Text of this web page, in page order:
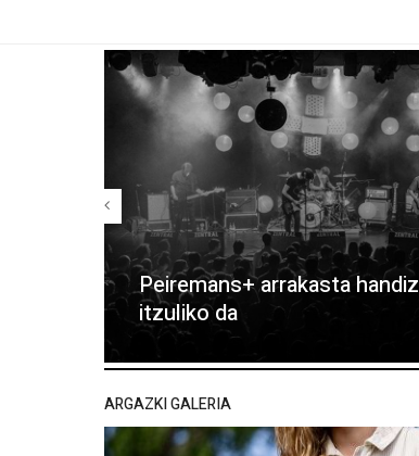
Peiremans+ arrakasta handiz
itzuliko da
ARGAZKI GALERIA